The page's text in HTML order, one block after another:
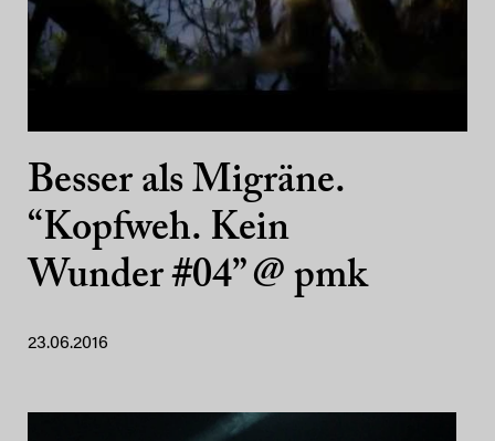
Besser als Migräne.
“Kopfweh. Kein
Wunder #04” @ pmk
23.06.2016